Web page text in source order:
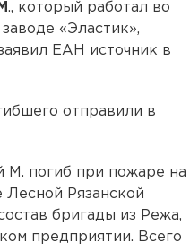
., который работал во
«Эластик»,
ЕАН источник в
отправили в
М. погиб при пожаре на
Лесной Рязанской
бригады из Режа,
предприятии. Всего